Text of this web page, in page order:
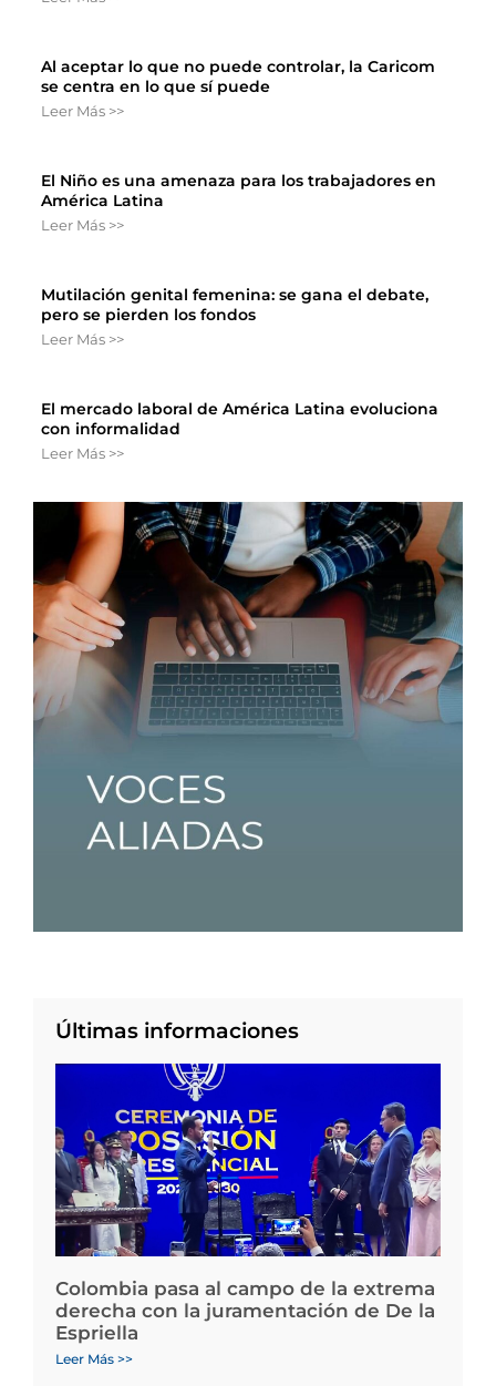
Al aceptar lo que no puede controlar, la Caricom
se centra en lo que sí puede
Leer Más >>
El Niño es una amenaza para los trabajadores en
América Latina
Leer Más >>
Mutilación genital femenina: se gana el debate,
pero se pierden los fondos
Leer Más >>
El mercado laboral de América Latina evoluciona
con informalidad
Leer Más >>
Últimas informaciones
Colombia pasa al campo de la extrema
derecha con la juramentación de De la
Espriella
Leer Más >>